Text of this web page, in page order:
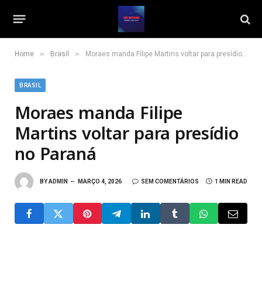
Home » Brasil » Moraes manda Filipe Martins voltar para presídio no Paraná
BRASIL
Moraes manda Filipe
Martins voltar para presídio
no Paraná
BYADMIN MARÇO 4, 2026 SEM COMENTÁRIOS 1 MIN READ